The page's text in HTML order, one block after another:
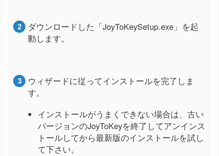
ダウンロードした「JoyToKeySetup.exe」を起
動します。
ウィザードに従ってインストールを完了しま
す。
インストールがうまくできない場合は、古い
バージョンのJoyToKeyを終了してアンインス
トールしてから最新版のインストールを試し
て下さい。